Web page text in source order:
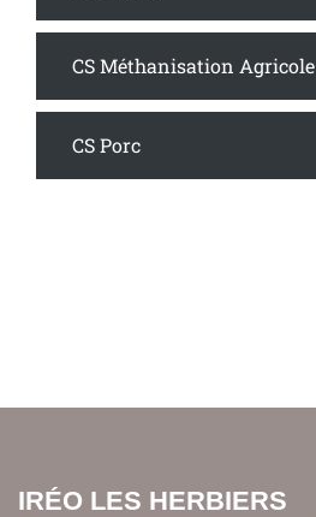
CS Méthanisation Agricole
CS Porc
IRÉO LES HERBIERS